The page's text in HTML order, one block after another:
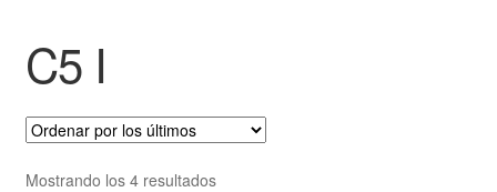
C5 I
Mostrando los 4 resultadosOrdenado